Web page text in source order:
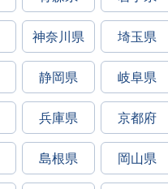
神奈川県 埼玉県
静岡県 岐阜県
兵庫県 京都府
島根県 岡山県